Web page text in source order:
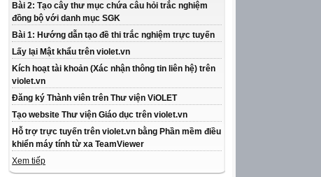
Bài 2: Tạo cây thư mục chứa câu hỏi trắc nghiệm
đồng bộ với danh mục SGK
Bài 1: Hướng dẫn tạo đề thi trắc nghiệm trực tuyến
Lấy lại Mật khẩu trên violet.vn
Kích hoạt tài khoản (Xác nhận thông tin liên hệ) trên
violet.vn
Đăng ký Thành viên trên Thư viện ViOLET
Tạo website Thư viện Giáo dục trên violet.vn
Hỗ trợ trực tuyến trên violet.vn bằng Phần mềm điều
khiển máy tính từ xa TeamViewer
Xem tiếp